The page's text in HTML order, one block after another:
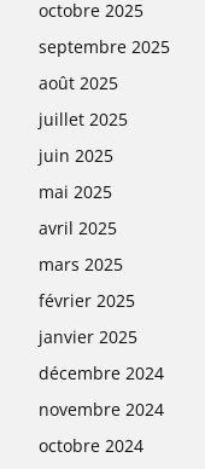
octobre 2025
septembre 2025
août 2025
juillet 2025
juin 2025
mai 2025
avril 2025
mars 2025
février 2025
janvier 2025
décembre 2024
novembre 2024
octobre 2024